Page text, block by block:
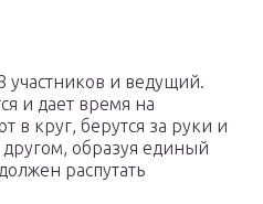
участников и ведущий.
и дает время на
в круг, берутся за руки и
другом, образуя единый
распутать